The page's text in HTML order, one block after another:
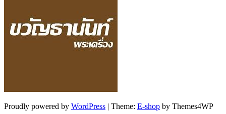
Proudly powered by WordPress | Theme: E-shop by Themes4WP